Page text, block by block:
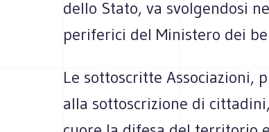
dello Stato, va svolgendosi
periferici del Ministero dei
Le sottoscritte Associazioni,
alla sottoscrizione di